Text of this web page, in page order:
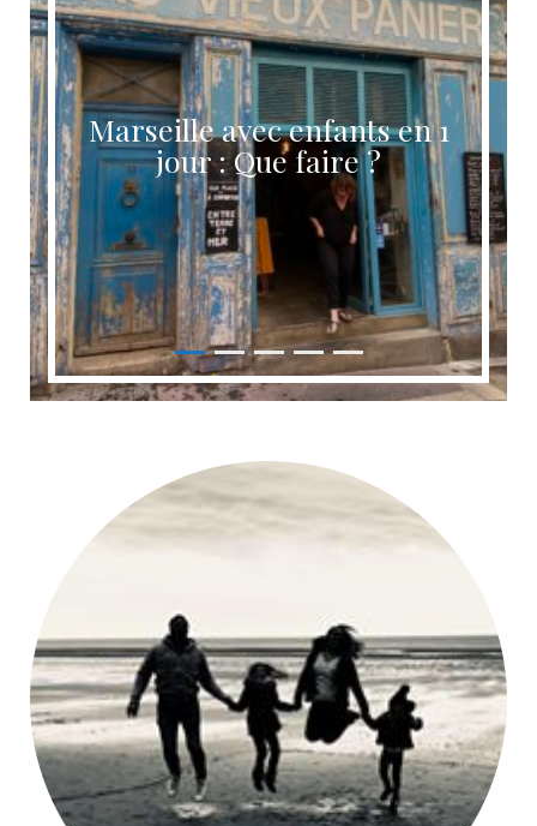
Marseille avec enfants en 1
jour : Que faire ?